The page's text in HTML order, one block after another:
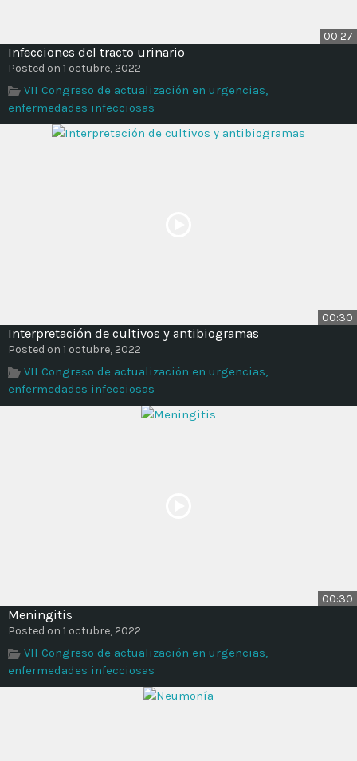
00:27
Infecciones del tracto urinario
Posted on 1 octubre, 2022
VII Congreso de actualización en urgencias,
enfermedades infecciosas
00:30
Interpretación de cultivos y antibiogramas
Posted on 1 octubre, 2022
VII Congreso de actualización en urgencias,
enfermedades infecciosas
00:30
Meningitis
Posted on 1 octubre, 2022
VII Congreso de actualización en urgencias,
enfermedades infecciosas